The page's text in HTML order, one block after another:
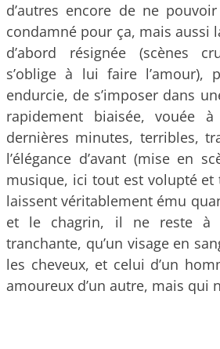
d’autres encore de ne
condamné pour ça, mais aussi
d’abord résignée (scènes
s’oblige à lui faire l’amour),
endurcie, de s’imposer dans
rapidement biaisée, vouée à
dernières minutes, terribles,
l’élégance d’avant (mise en
musique, ici tout est volupté
laissent véritablement ému
et le chagrin, il ne reste à
tranchante, qu’un visage en
les cheveux, et celui d’un
amoureux d’un autre, mais qui